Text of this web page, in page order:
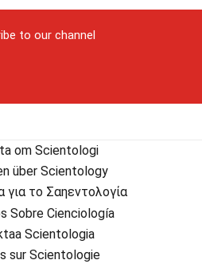
to our channel
om Scientologi
über Scientology
το Σαηεντολογία
Cienciología
Scientologia
Scientologie